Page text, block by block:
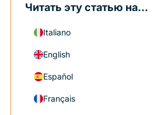
Читать эту статью на...
Italiano
English
Español
Français